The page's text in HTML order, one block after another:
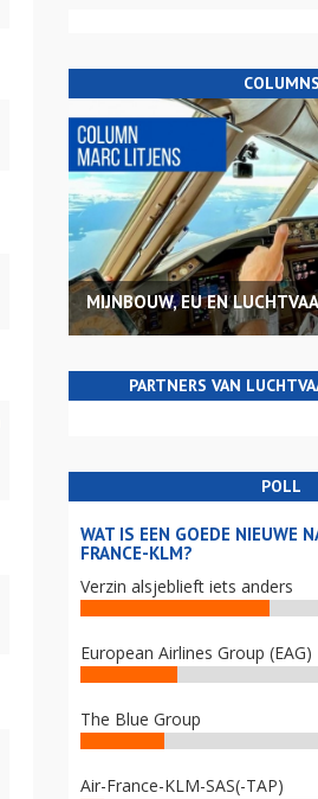
COLUMNS
MIJNBOUW, EU EN
PARTNERS VAN
POLL
WAT IS EEN GOEDE NIEUWE
FRANCE-KLM?
Verzin alsjeblieft iets anders
European Airlines Group (EAG)
The Blue Group
Air-France-KLM-SAS(-TAP)